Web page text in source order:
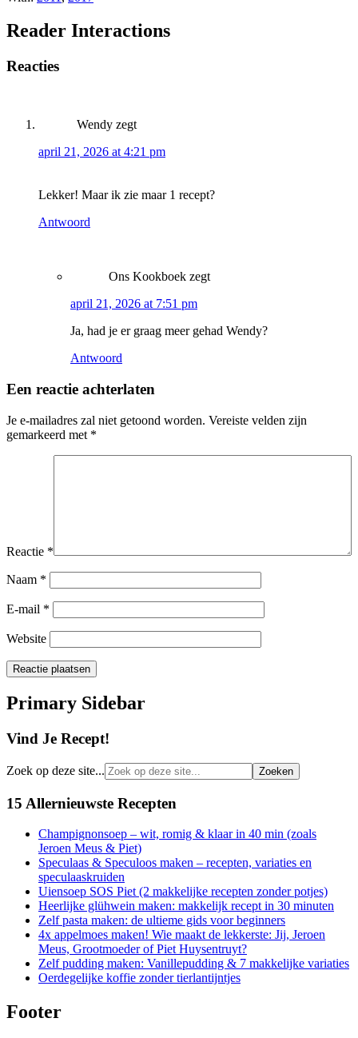
Reader Interactions
Reacties
Wendy zegt
april 21, 2026 at 4:21 pm
Lekker! Maar ik zie maar 1 recept?
Antwoord
Ons Kookboek zegt
april 21, 2026 at 7:51 pm
Ja, had je er graag meer gehad Wendy?
Antwoord
Een reactie achterlaten
Je e-mailadres zal niet getoond worden. Vereiste velden zijn
gemarkeerd met *
Reactie *
Naam *
E-mail *
Website
Primary Sidebar
Vind Je Recept!
Zoek op deze site...
15 Allernieuwste Recepten
Champignonsoep – wit, romig & klaar in 40 min (zoals
Jeroen Meus & Piet)
Speculaas & Speculoos maken – recepten, variaties en
speculaaskruiden
Uiensoep SOS Piet (2 makkelijke recepten zonder potjes)
Heerlijke glühwein maken: makkelijk recept in 30 minuten
Zelf pasta maken: de ultieme gids voor beginners
4x appelmoes maken! Wie maakt de lekkerste: Jij, Jeroen
Meus, Grootmoeder of Piet Huysentruyt?
Zelf pudding maken: Vanillepudding & 7 makkelijke variaties
Oerdegelijke koffie zonder tierlantijntjes
Footer